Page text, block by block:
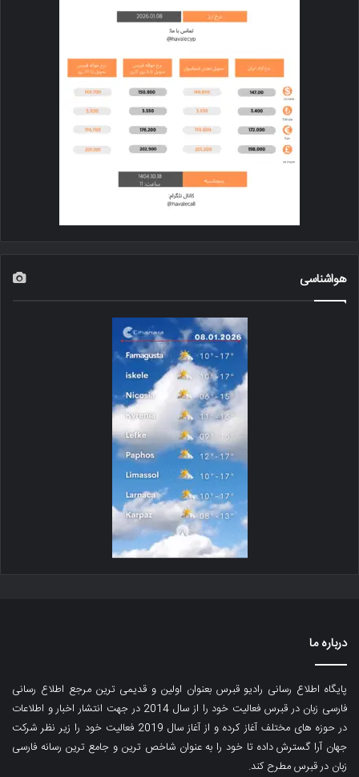
هواشناسی
درباره ما
پایگاه اطلاع رسانی رادیو قبرس بعنوان اولین و قدیمی ترین مرجع اطلاع رسانی
فارسی زبان در قبرس فعالیت خود را از سال 2014 در جهت انتشار اخبار و اطلاعات
در حوزه های مختلف آغاز کرده و از آغاز سال 2019 فعالیت خود را زیر نظر شرکت
جهان آرا گسترش داده تا خود را به عنوان شاخص ترین و جامع ترین رسانه فارسی
زبان در قبرس مطرح کند.